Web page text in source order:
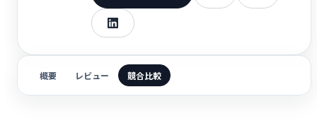
概要 レビュー 競合比較